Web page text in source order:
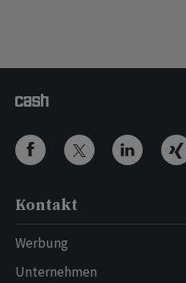
Kontakt
Werbung
Unternehmen